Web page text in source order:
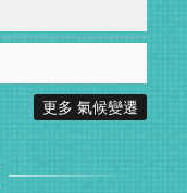
更多 氣候變遷